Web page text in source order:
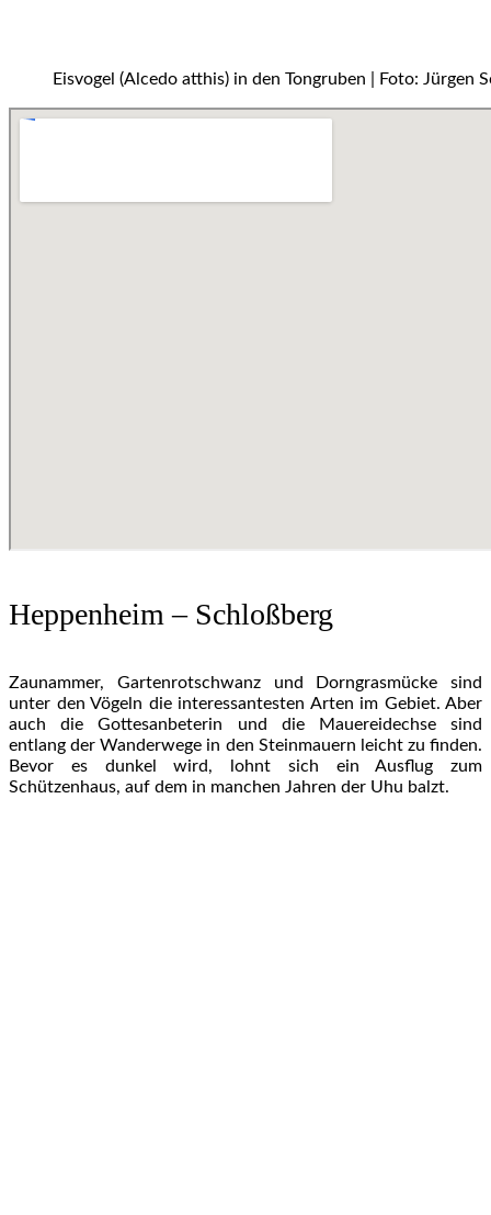
Eisvogel (Alcedo atthis) in den Tongruben | Foto: Jürgen
Heppenheim – Schloßberg
Zaunammer, Gartenrotschwanz und Dorngrasmücke sind
unter den Vögeln die interessantesten Arten im Gebiet. Aber
auch die Gottesanbeterin und die Mauereidechse sind
entlang der Wanderwege in den Steinmauern leicht zu finden.
Bevor es dunkel wird, lohnt sich ein Ausflug zum
Schützenhaus, auf dem in manchen Jahren der Uhu balzt.